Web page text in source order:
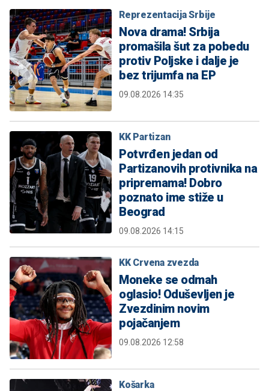
Reprezentacija Srbije
Nova drama! Srbija
promašila šut za pobedu
protiv Poljske i dalje je
bez trijumfa na EP
09.08.2026 14:35
KK Partizan
Potvrđen jedan od
Partizanovih protivnika na
pripremama! Dobro
poznato ime stiže u
Beograd
09.08.2026 14:15
KK Crvena zvezda
Moneke se odmah
oglasio! Oduševljen je
Zvezdinim novim
pojačanjem
09.08.2026 12:58
Košarka